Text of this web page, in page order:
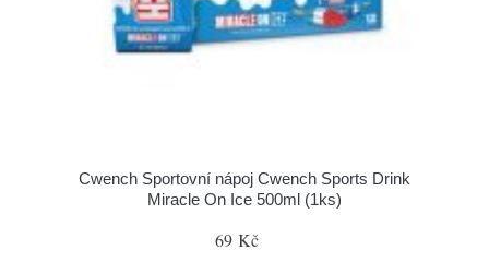
Cwench Sportovní nápoj Cwench Sports Drink
Miracle On Ice 500ml (1ks)
69 Kč